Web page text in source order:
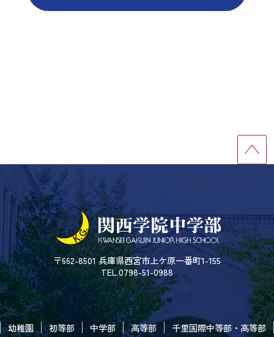
〒662-8501 兵庫県西宮市上ケ原一番町1-155
TEL.0798-51-0988
幼稚園 初等部 中学部 高等部 千里国際中等部・高等部